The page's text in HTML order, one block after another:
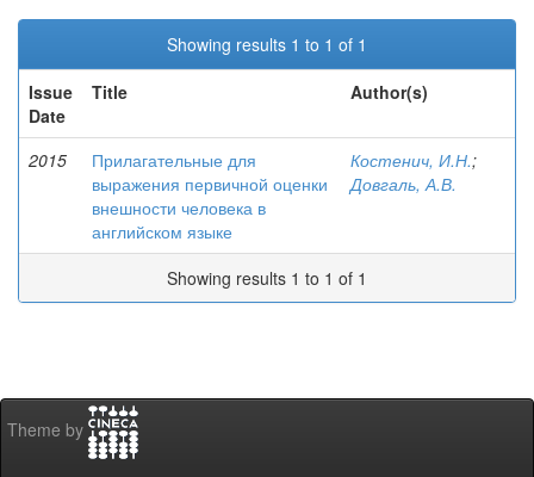
Showing results 1 to 1 of 1
Issue
Date
Title Author(s)
2015
Прилагательные для
выражения первичной оценки
внешности человека в
английском языке
Костенич, И.Н.;
Довгаль, А.В.
Showing results 1 to 1 of 1
Theme by